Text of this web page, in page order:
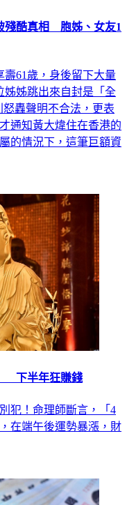
殘酷真相 胞姊、女友1
61歲，身後留下大量
姊姊跳出來自封是「全
轟聲明不合法，更表
通知黃大煒住在香港的
的情況下，這筆巨額資
下半年狂賺錢
犯！命理師斷言，「4
在端午後運勢暴漲，財